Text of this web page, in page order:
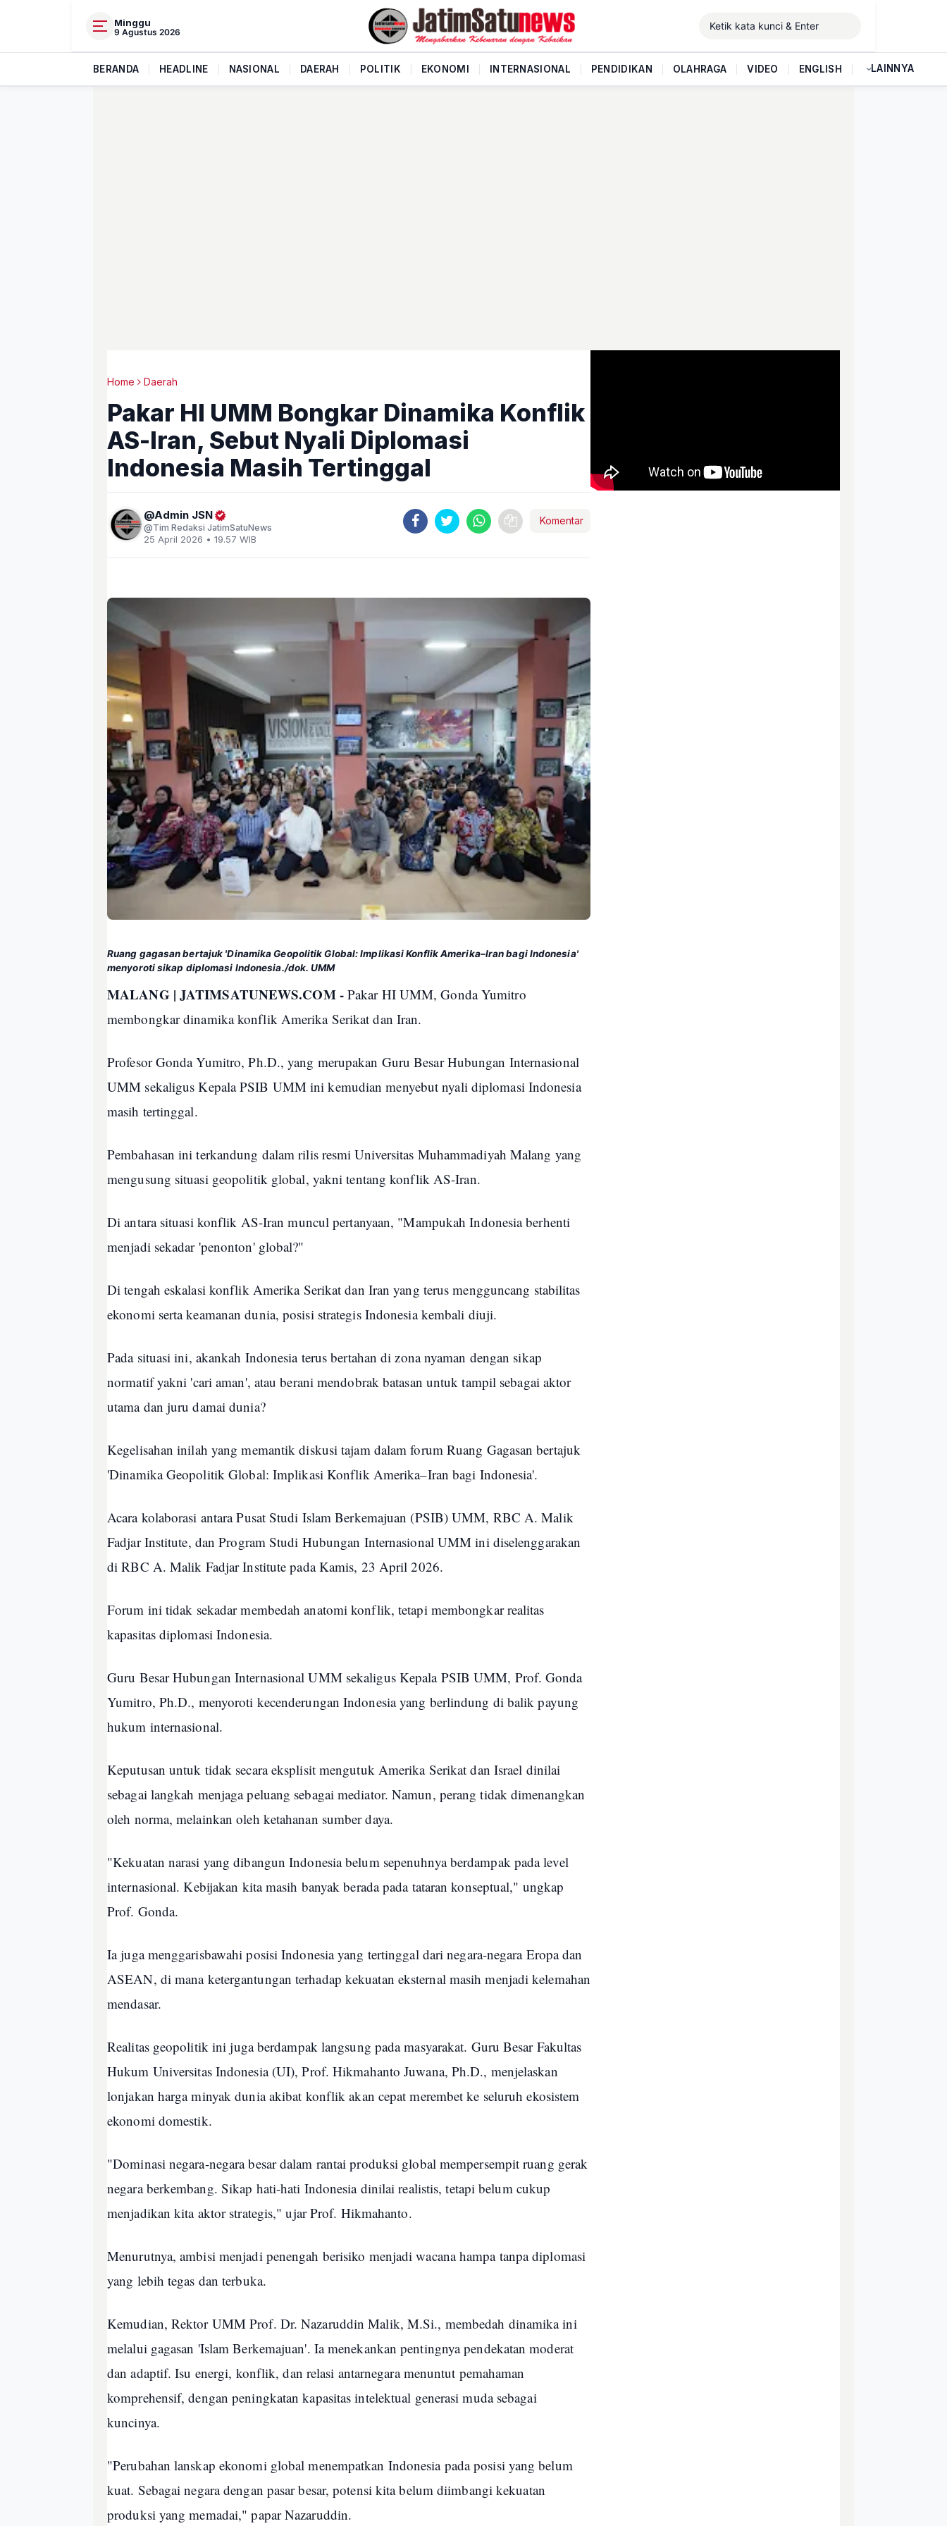
Minggu
9 Agustus 2026
BERANDA HEADLINE NASIONAL DAERAH POLITIK EKONOMI INTERNASIONAL PENDIDIKAN OLAHRAGA VIDEO ENGLISH LAINNYA
Home Daerah
Pakar HI UMM Bongkar Dinamika Konflik
AS-Iran, Sebut Nyali Diplomasi
Indonesia Masih Tertinggal
Admin JSN
Tim Redaksi JatimSatuNews
25 April 2026 • 19.57 WIB
Komentar
Ruang gagasan bertajuk 'Dinamika Geopolitik Global: Implikasi Konflik Amerika–Iran bagi Indonesia'
menyoroti sikap diplomasi Indonesia./dok. UMM
MALANG | JATIMSATUNEWS.COM -Pakar HI UMM, Gonda Yumitro
membongkar dinamika konflik Amerika Serikat dan Iran.
Profesor Gonda Yumitro, Ph.D., yang merupakan Guru Besar Hubungan Internasional
UMM sekaligus Kepala PSIB UMM ini kemudian menyebut nyali diplomasi Indonesia
masih tertinggal.
Pembahasan ini terkandung dalam rilis resmi Universitas Muhammadiyah Malang yang
mengusung situasi geopolitik global, yakni tentang konflik AS-Iran.
Di antara situasi konflik AS-Iran muncul pertanyaan, "Mampukah Indonesia berhenti
menjadi sekadar 'penonton' global?"
Di tengah eskalasi konflik Amerika Serikat dan Iran yang terus mengguncang stabilitas
ekonomi serta keamanan dunia, posisi strategis Indonesia kembali diuji.
Pada situasi ini, akankah Indonesia terus bertahan di zona nyaman dengan sikap
normatif yakni 'cari aman', atau berani mendobrak batasan untuk tampil sebagai aktor
utama dan juru damai dunia?
Kegelisahan inilah yang memantik diskusi tajam dalam forum Ruang Gagasan bertajuk
'Dinamika Geopolitik Global: Implikasi Konflik Amerika–Iran bagi Indonesia'.
Acara kolaborasi antara Pusat Studi Islam Berkemajuan (PSIB) UMM, RBC A. Malik
Fadjar Institute, dan Program Studi Hubungan Internasional UMM ini diselenggarakan
di RBC A. Malik Fadjar Institute pada Kamis, 23 April 2026.
Forum ini tidak sekadar membedah anatomi konflik, tetapi membongkar realitas
kapasitas diplomasi Indonesia.
Guru Besar Hubungan Internasional UMM sekaligus Kepala PSIB UMM, Prof. Gonda
Yumitro, Ph.D., menyoroti kecenderungan Indonesia yang berlindung di balik payung
hukum internasional.
Keputusan untuk tidak secara eksplisit mengutuk Amerika Serikat dan Israel dinilai
sebagai langkah menjaga peluang sebagai mediator. Namun, perang tidak dimenangkan
oleh norma, melainkan oleh ketahanan sumber daya.
"Kekuatan narasi yang dibangun Indonesia belum sepenuhnya berdampak pada level
internasional. Kebijakan kita masih banyak berada pada tataran konseptual," ungkap
Prof. Gonda.
Ia juga menggarisbawahi posisi Indonesia yang tertinggal dari negara-negara Eropa dan
ASEAN, di mana ketergantungan terhadap kekuatan eksternal masih menjadi kelemahan
mendasar.
Realitas geopolitik ini juga berdampak langsung pada masyarakat. Guru Besar Fakultas
Hukum Universitas Indonesia (UI), Prof. Hikmahanto Juwana, Ph.D., menjelaskan
lonjakan harga minyak dunia akibat konflik akan cepat merembet ke seluruh ekosistem
ekonomi domestik.
"Dominasi negara-negara besar dalam rantai produksi global mempersempit ruang gerak
negara berkembang. Sikap hati-hati Indonesia dinilai realistis, tetapi belum cukup
menjadikan kita aktor strategis," ujar Prof. Hikmahanto.
Menurutnya, ambisi menjadi penengah berisiko menjadi wacana hampa tanpa diplomasi
yang lebih tegas dan terbuka.
Kemudian, Rektor UMM Prof. Dr. Nazaruddin Malik, M.Si., membedah dinamika ini
melalui gagasan 'Islam Berkemajuan'. Ia menekankan pentingnya pendekatan moderat
dan adaptif. Isu energi, konflik, dan relasi antarnegara menuntut pemahaman
komprehensif, dengan peningkatan kapasitas intelektual generasi muda sebagai
kuncinya.
"Perubahan lanskap ekonomi global menempatkan Indonesia pada posisi yang belum
kuat. Sebagai negara dengan pasar besar, potensi kita belum diimbangi kekuatan
produksi yang memadai," papar Nazaruddin.